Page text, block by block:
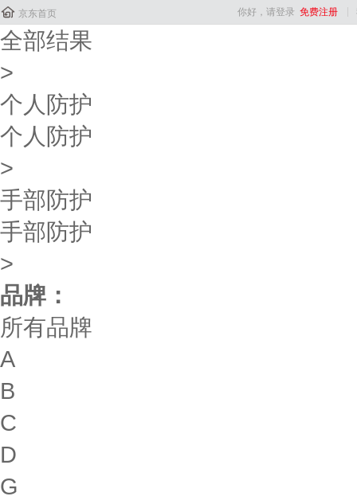
 京东首页 你好，请登录 免费注册
全部结果
>
个人防护
个人防护
>
手部防护
手部防护
>
品牌：
所有品牌
A
B
C
D
G